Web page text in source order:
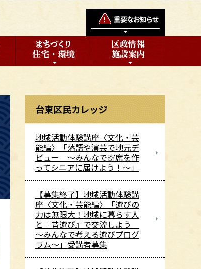
台東区民カレッジ
地域活動体験講座〈文化・芸
能編〉「落語や演芸で地元デ
ビュー ～みんなで寄席を作
ってシニアに届けよう！～」
【募集終了】地域活動体験講
座〈文化・芸能編〉「遊びの
力は無限大！地域に暮らす人
と『昔遊び』で交流しよう
～みんなで考える遊びプログ
ラム～」受講者募集